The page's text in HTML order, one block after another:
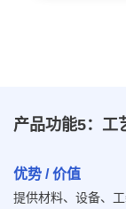
产品功能5：工
优势 / 价值
提供材料、设备、